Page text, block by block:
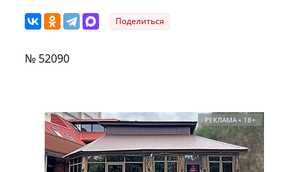
Поделиться
№ 52090
РЕКЛАМА • 18+